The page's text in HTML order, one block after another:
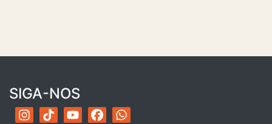
SIGA-NOS